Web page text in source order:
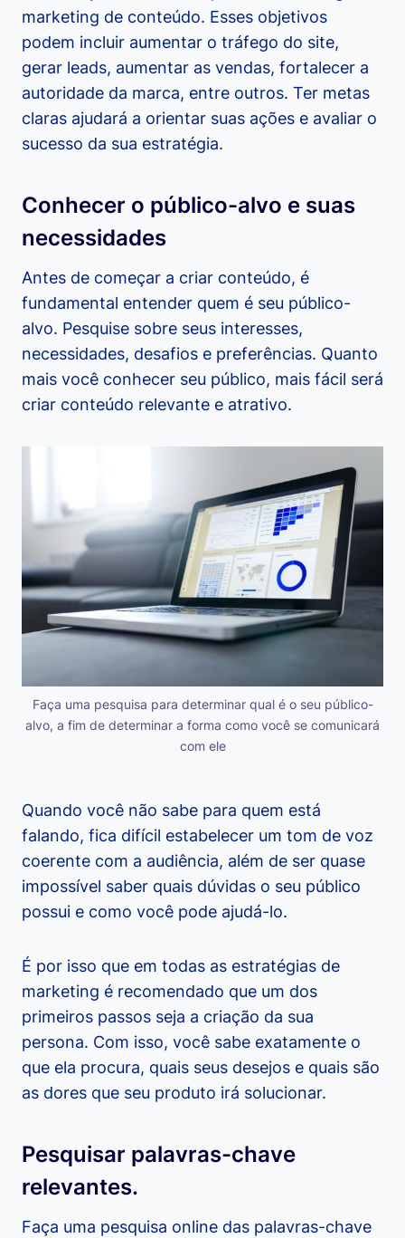
marketing de conteúdo. Esses objetivos
podem incluir aumentar o tráfego do site,
gerar leads, aumentar as vendas, fortalecer a
autoridade da marca, entre outros. Ter metas
claras ajudará a orientar suas ações e avaliar o
sucesso da sua estratégia.
Conhecer o público-alvo e suas
necessidades
Antes de começar a criar conteúdo, é
fundamental entender quem é seu público-
alvo. Pesquise sobre seus interesses,
necessidades, desafios e preferências. Quanto
mais você conhecer seu público, mais fácil será
criar conteúdo relevante e atrativo.
Faça uma pesquisa para determinar qual é o seu público-
alvo, a fim de determinar a forma como você se comunicará
com ele
Quando você não sabe para quem está
falando, fica difícil estabelecer um tom de voz
coerente com a audiência, além de ser quase
impossível saber quais dúvidas o seu público
possui e como você pode ajudá-lo.
É por isso que em todas as estratégias de
marketing é recomendado que um dos
primeiros passos seja a criação da sua
persona. Com isso, você sabe exatamente o
que ela procura, quais seus desejos e quais são
as dores que seu produto irá solucionar.
Pesquisar palavras-chave
relevantes.
Faça uma pesquisa online das palavras-chave